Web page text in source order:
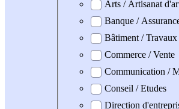
Arts / Artisanat
Banque /
Bâtiment /
Commerce / Vente
Communication /
Conseil / Etudes
Direction